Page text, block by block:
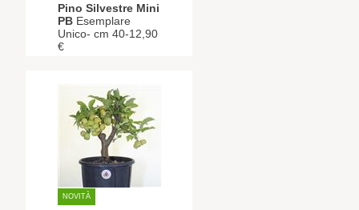
Pino Silvestre Mini
PB Esemplare
Unico- cm 40-12,90
€
NOVITÀ